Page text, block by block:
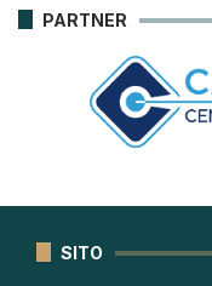
PARTNER
SITO